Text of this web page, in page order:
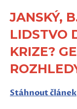
JANSKÝ,
LIDSTVO
KRIZE?
Stáhnout článek